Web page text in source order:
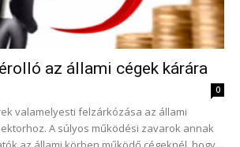
az állami cégek kárára
0
valamelyesti felzárkózása az állami
A súlyos működési zavarok annak